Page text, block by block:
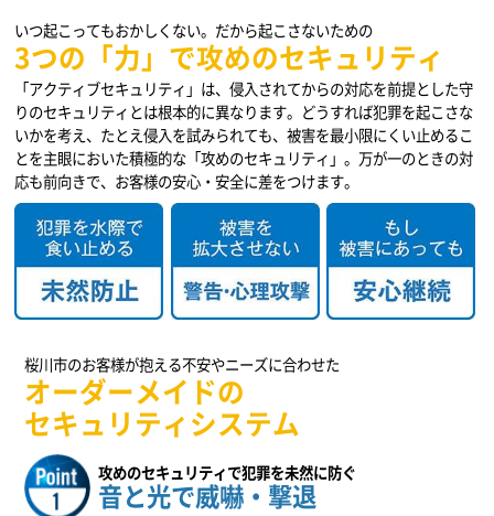
いつ起こってもおかしくない。だから起こさないための
3つの「力」で攻めのセキュリティ
「アクティブセキュリティ」は、侵入されてからの対応を前提とした守
りのセキュリティとは根本的に異なります。どうすれば犯罪を起こさな
いかを考え、たとえ侵入を試みられても、被害を最小限にくい止めるこ
とを主眼においた積極的な「攻めのセキュリティ」。万が一のときの対
応も前向きで、お客様の安心・安全に差をつけます。
桜川市のお客様が抱える不安やニーズに合わせた
オーダーメイドの
セキュリティシステム
攻めのセキュリティで犯罪を未然に防ぐ
音と光で威嚇・撃退